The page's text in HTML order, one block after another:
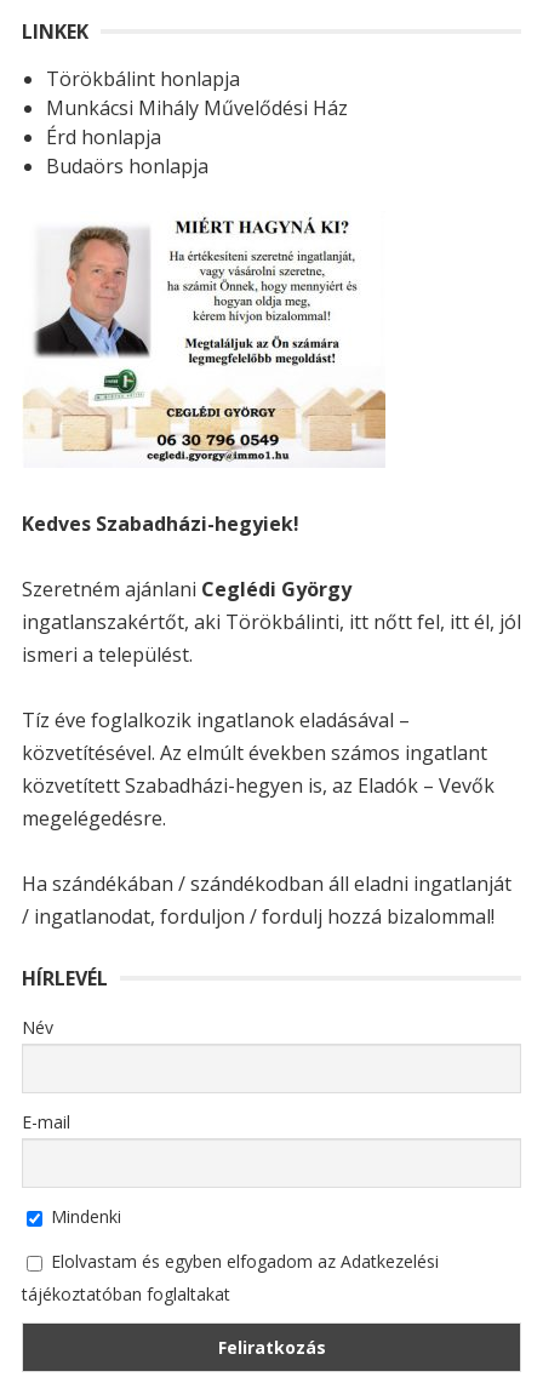
s
é
s
LINKEK
Törökbálint honlapja
Munkácsi Mihály Művelődési Ház
Érd honlapja
Budaörs honlapja
Kedves Szabadházi-hegyiek!
Szeretném ajánlani Ceglédi György
ingatlanszakértőt, aki Törökbálinti, itt nőtt fel, itt él, jól
ismeri a települést.
Tíz éve foglalkozik ingatlanok eladásával –
közvetítésével. Az elmúlt években számos ingatlant
közvetített Szabadházi-hegyen is, az Eladók – Vevők
megelégedésre.
Ha szándékában / szándékodban áll eladni ingatlanját
/ ingatlanodat, forduljon / fordulj hozzá bizalommal!
HÍRLEVÉL
Név
E-mail
Mindenki
Elolvastam és egyben elfogadom az Adatkezelési
tájékoztatóban foglaltakat